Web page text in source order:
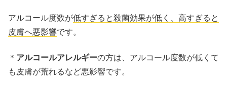
アルコール度数が低すぎると殺菌効果が低く、高すぎると
皮膚へ悪影響です。
＊ アルコールアレルギーの方は、アルコール度数が低くて
も皮膚が荒れるなど悪影響です。